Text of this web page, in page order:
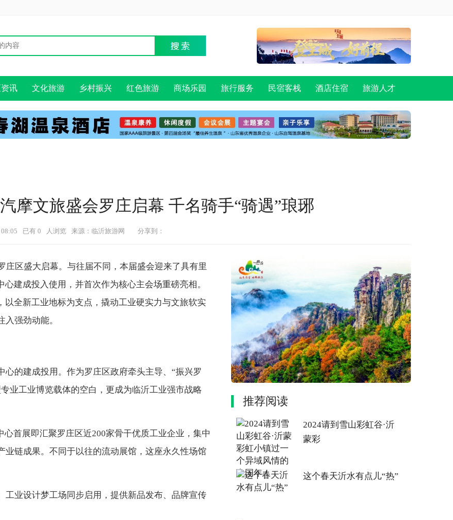
讯 文化旅游 乡村振兴 红色旅游 商场乐园 旅行服务 民宿客栈 酒店住宿 旅游人才
摩文旅盛会罗庄启幕 千名骑手“骑遇”琅琊
已有 0 人浏览 来源：临沂旅游网 分享到：
区盛大启幕。与往届不同，本届盛会迎来了具有里
建成投入使用，并首次作为核心主会场重磅亮相。
全新工业地标为支点，撬动工业硬实力与文旅软实
强劲动能。
的建成投用。作为罗庄区政府牵头主导、“振兴罗
业工业博览载体的空白，更成为临沂工业强市战略
首展即汇聚罗庄区近200家骨干优质工业企业，集中
链成果。不同于以往的流动展馆，这座永久性场馆
业设计梦工场同步启用，提供新品发布、品牌宣传
推荐阅读
2024请到雪山彩虹谷·沂
蒙彩
这个春天沂水有点儿“热”